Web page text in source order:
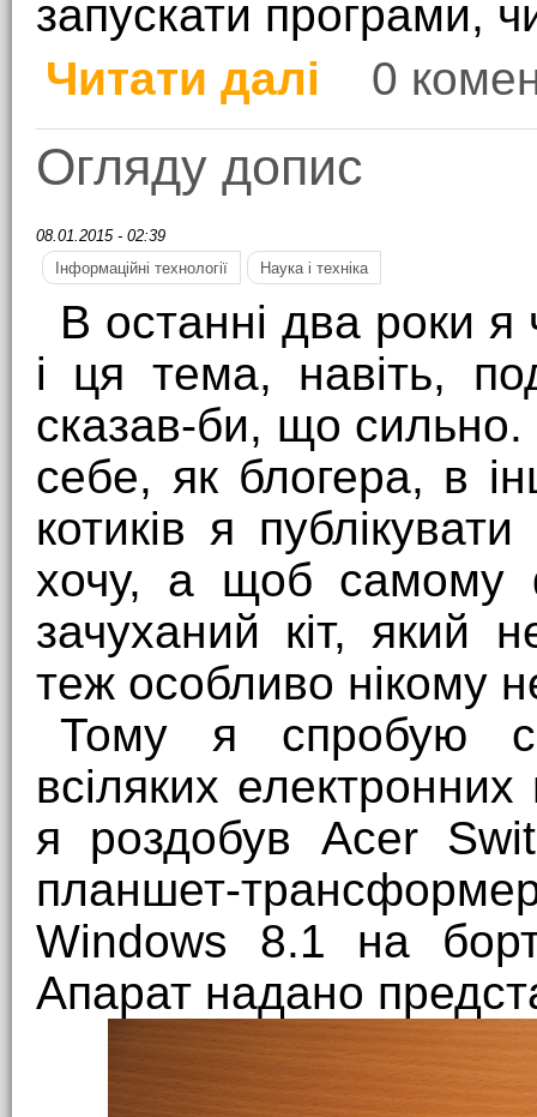
запускати програми,
Читати далі
про Зваженого
0
Огляду допис
08.01.2015 - 02:39
Інформаційні технології
Наука і техніка
В останні два роки
і ця тема, навіть,
сказав-би, що
себе, як блогера, в
котиків я
хочу, а щоб самому
зачуханий кіт, який
теж особливо нікому
Тому я спробую
всіляких
я роздобув Acer
планшет-
Windows 8.1 на
Апарат надано